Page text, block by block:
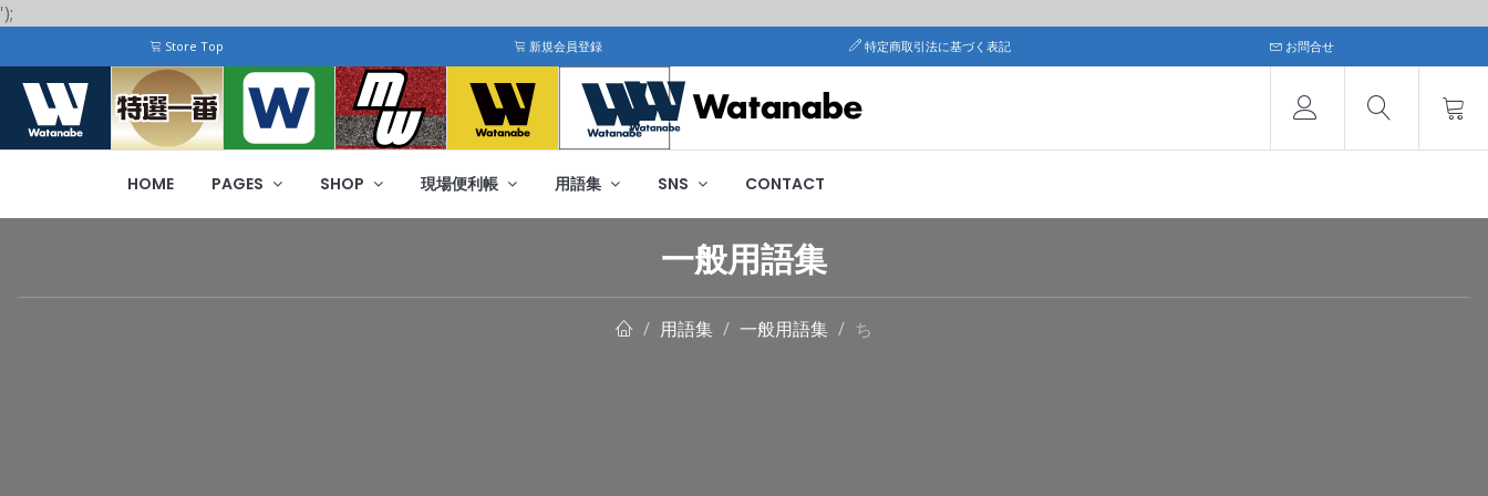
');
Store Top 新規会員登録 特定商取引法に基づく表記 お問合せ
HOME PAGES SHOP 現場便利帳 用語集 SNS CONTACT
一般用語集
用語集 一般用語集 ち